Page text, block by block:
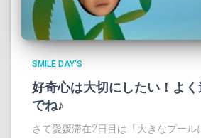
SMILE DAY'S
好奇心は大切にしたい！よ
でね♪
さて愛媛滞在2日目は「大きなプール